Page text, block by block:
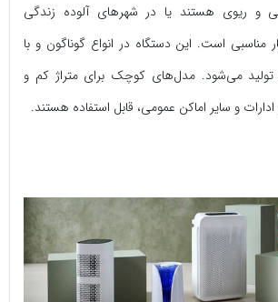
و ریوی هستند یا در شهرهای آلوده زندگی
مناسبی است. این دستگاه در انواع گوناگون و با
می‌شود. مدل‌های کوچک برای متراژ کم و
و سایر اماکن عمومی، قابل استفاده هستند.